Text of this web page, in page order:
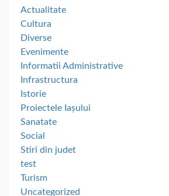
Actualitate
Cultura
Diverse
Evenimente
Informatii Administrative
Infrastructura
Istorie
Proiectele Iașului
Sanatate
Social
Stiri din judet
test
Turism
Uncategorized